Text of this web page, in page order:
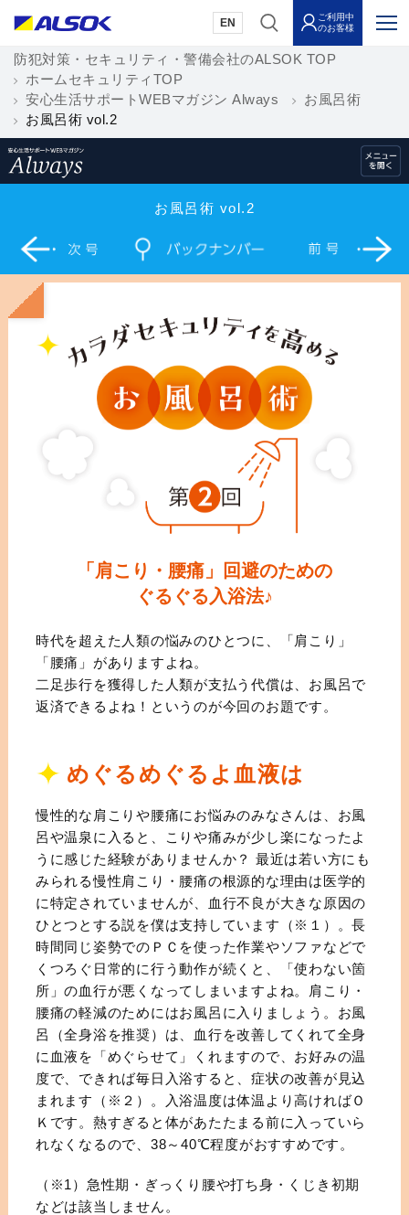
EN
ご利用中
のお客様
防犯対策・セキュリティ・警備会社のALSOK TOP
ホームセキュリティTOP
安心生活サポートWEBマガジン Always
お風呂術
お風呂術 vol.2
お風呂術 vol.2
「肩こり・腰痛」回避のための
ぐるぐる入浴法♪
時代を超えた人類の悩みのひとつに、「肩こり」
「腰痛」がありますよね。
二足歩行を獲得した人類が支払う代償は、 お風呂で
返済できるよね！というのが今回のお題です。
めぐるめぐるよ血液は
慢性的な肩こりや腰痛にお悩みのみなさんは、お風
呂や温泉に入ると、こりや痛みが少し楽になったよ
うに感じた経験がありませんか？ 最近は若い方にも
みられる慢性肩こり・腰痛の根源的な理由は医学的
に特定されていませんが、血行不良が大きな原因の
ひとつとする説を僕は支持しています（※１）。長
時間同じ姿勢でのＰＣを使った作業やソファなどで
くつろぐ日常的に行う動作が続くと、「使わない箇
所」の血行が悪くなってしまいますよね。肩こり・
腰痛の軽減のためにはお風呂に入りましょう。お風
呂（全身浴を推奨）は、血行を改善してくれて全身
に血液を「めぐらせて」くれますので、お好みの温
度で、できれば毎日入浴すると、症状の改善が見込
まれます（※２）。入浴温度は体温より高ければＯ
Ｋです。熱すぎると体があたたまる前に入っていら
れなくなるので、38～40℃程度がおすすめです。
（※1）急性期・ぎっくり腰や打ち身・くじき初期
などは該当しません。